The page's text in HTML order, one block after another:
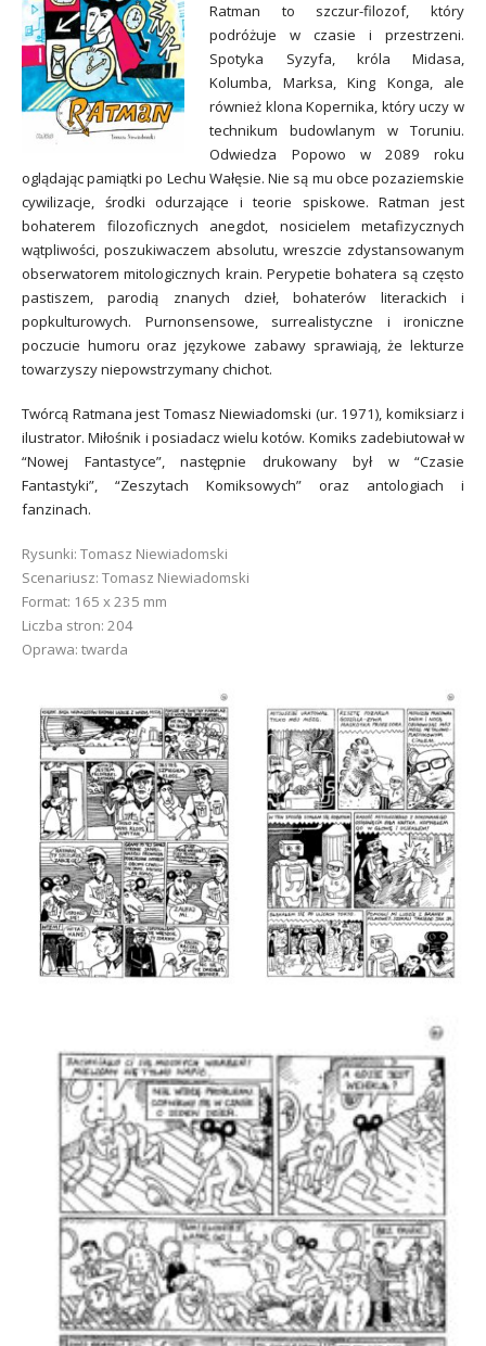
Ratman to szczur-filozof, który
podróżuje w czasie i przestrzeni.
Spotyka Syzyfa, króla Midasa,
Kolumba, Marksa, King Konga, ale
również klona Kopernika, który uczy w
technikum budowlanym w Toruniu.
Odwiedza Popowo w 2089 roku
oglądając pamiątki po Lechu Wałęsie. Nie są mu obce pozaziemskie
cywilizacje, środki odurzające i teorie spiskowe. Ratman jest
bohaterem filozoficznych anegdot, nosicielem metafizycznych
wątpliwości, poszukiwaczem absolutu, wreszcie zdystansowanym
obserwatorem mitologicznych krain. Perypetie bohatera są często
pastiszem, parodią znanych dzieł, bohaterów literackich i
popkulturowych. Purnonsensowe, surrealistyczne i ironiczne
poczucie humoru oraz językowe zabawy sprawiają, że lekturze
towarzyszy niepowstrzymany chichot.
Twórcą Ratmana jest Tomasz Niewiadomski (ur. 1971), komiksiarz i
ilustrator. Miłośnik i posiadacz wielu kotów. Komiks zadebiutował w
“Nowej Fantastyce”, następnie drukowany był w “Czasie
Fantastyki”, “Zeszytach Komiksowych” oraz antologiach i
fanzinach.
Rysunki: Tomasz Niewiadomski
Scenariusz: Tomasz Niewiadomski
Format: 165 x 235 mm
Liczba stron: 204
Oprawa: twarda